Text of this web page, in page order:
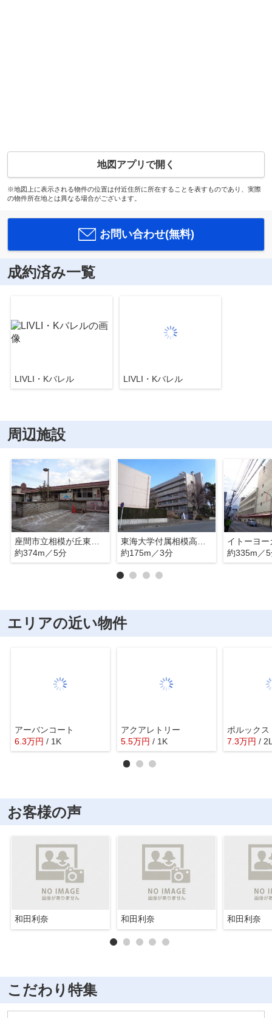
地図アプリで開く
※地図上に表示される物件の位置は付近住所に所在することを表すものであり、実際
の物件所在地とは異なる場合がございます。
お問い合わせ(無料)
成約済み一覧
LIVLI・Kバレル LIVLI・Kバレル
周辺施設
約374m／5分
約175m／3分
約335m／
エリアの近い物件
アーバンコート
6.3万円 / 1K
アクアレトリー
5.5万円 / 1K
ポルックス
7.3万円 /
お客様の声
和田利奈 和田利奈 和田利奈
こだわり特集